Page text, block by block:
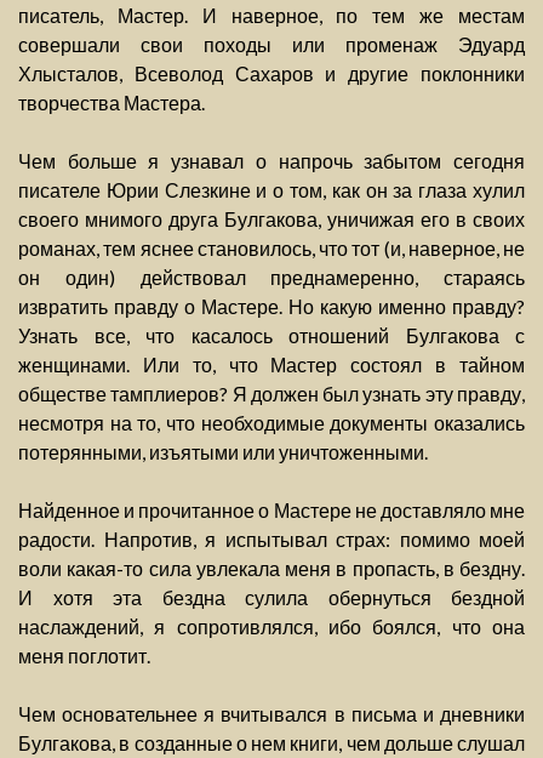
писатель, Мастер. И наверное, по тем же местам
совершали свои походы или променаж Эдуард
Хлысталов, Всеволод Сахаров и другие поклонники
творчества Мастера.
Чем больше я узнавал о напрочь забытом сегодня
писателе Юрии Слезкине и о том, как он за глаза хулил
своего мнимого друга Булгакова, уничижая его в своих
романах, тем яснее становилось, что тот (и, наверное, не
он один) действовал преднамеренно, стараясь
извратить правду о Мастере. Но какую именно правду?
Узнать все, что касалось отношений Булгакова с
женщинами. Или то, что Мастер состоял в тайном
обществе тамплиеров? Я должен был узнать эту правду,
несмотря на то, что необходимые документы оказались
потерянными, изъятыми или уничтоженными.
Найденное и прочитанное о Мастере не доставляло мне
радости. Напротив, я испытывал страх: помимо моей
воли какая-то сила увлекала меня в пропасть, в бездну.
И хотя эта бездна сулила обернуться бездной
наслаждений, я сопротивлялся, ибо боялся, что она
меня поглотит.
Чем основательнее я вчитывался в письма и дневники
Булгакова, в созданные о нем книги, чем дольше слушал